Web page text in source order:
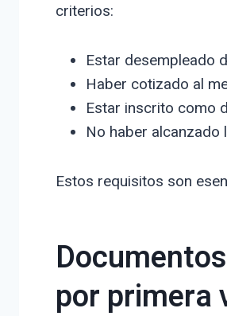
criterios:
Estar desempleado
Haber cotizado al
Estar inscrito como
No haber alcanzado
Estos requisitos son
por primera